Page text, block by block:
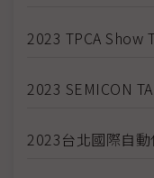
2023 TPCA Show
2023 SEMICON
2023台北國際自